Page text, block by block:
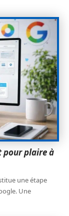
pour plaire à
une étape
Une